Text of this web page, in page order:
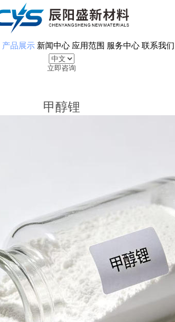
产品展示 新闻中心 应用范围 服务中心 联系我们
立即咨询
甲醇锂